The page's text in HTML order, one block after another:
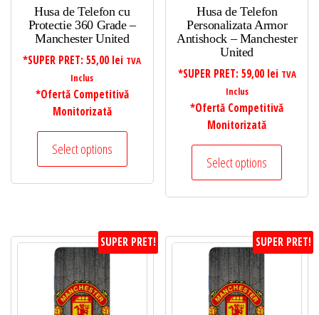
Husa de Telefon cu
Protectie 360 Grade –
Manchester United
*SUPER PRET:55,00 lei TVA
Inclus
*Ofertă Competitivă
Monitorizată
Select options
Husa de Telefon
Personalizata Armor
Antishock – Manchester
United
*SUPER PRET: 59,00 lei TVA
Inclus
*Ofertă Competitivă
Monitorizată
Select options
SUPER PRET! SUPER PRET!